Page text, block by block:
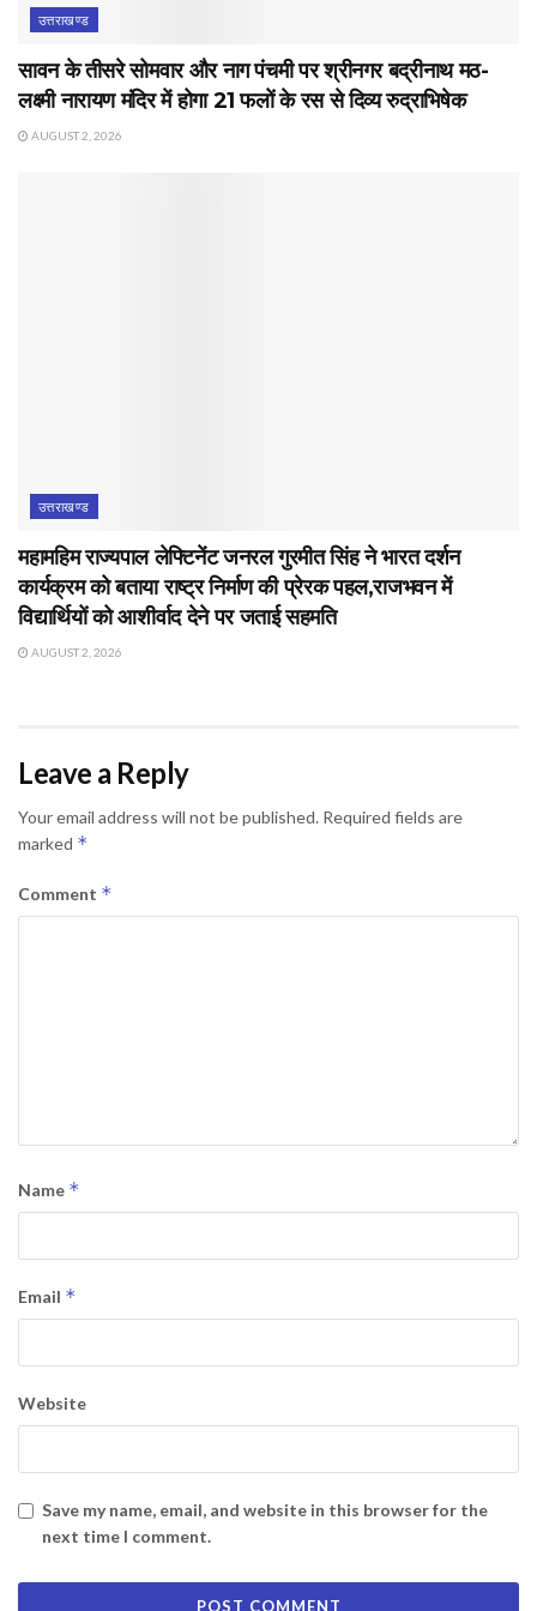
उत्तराखण्ड
सावन के तीसरे सोमवार और नाग पंचमी पर श्रीनगर बद्रीनाथ मठ-
लक्ष्मी नारायण मंदिर में होगा 21 फलों के रस से दिव्य रुद्राभिषेक
AUGUST 2, 2026
उत्तराखण्ड
महामहिम राज्यपाल लेफ्टिनेंट जनरल गुरमीत सिंह ने भारत दर्शन
कार्यक्रम को बताया राष्ट्र निर्माण की प्रेरक पहल,राजभवन में
विद्यार्थियों को आशीर्वाद देने पर जताई सहमति
AUGUST 2, 2026
Leave a Reply
Your email address will not be published. Required fields are
marked *
Comment *
Name *
Email *
Website
Save my name, email, and website in this browser for the
next time I comment.